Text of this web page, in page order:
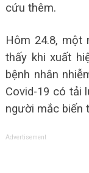
cứu thêm.
Hôm 24.8, một
thấy khi xuất
bệnh nhân
Covid-19 có tải
người mắc biến
Advertisement